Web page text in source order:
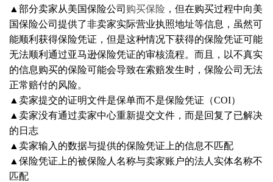
▲部分卖家从美国保险公司 购买保险 ，但在购买过程中向美
国保险公司提供了非卖家实际营业执照地址等信息，虽然可
能顺利获得保险凭证，但是这种情况下获得的保险凭证可能
无法顺利通过亚马逊保险凭证的审核流程。而且，以不真实
的信息购买的保险可能会导致在索赔发生时，保险公司无法
正常赔付的风险。
▲卖家提交的证明文件是保单而不是保险凭证（COI）
▲卖家没有通过卖家中心重新提交文件，而是回复了已解决
的日志
▲卖家输入的数据与提供的保险凭证上的信息不匹配
▲保险凭证上的被保险人名称与卖家账户的法人实体名称不
匹配